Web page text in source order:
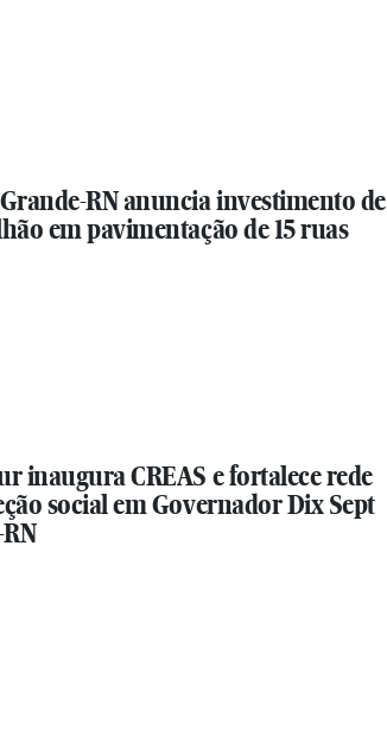
RN anuncia investimento de
em pavimentação de 15 ruas
inaugura CREAS e fortalece rede
social em Governador Dix Sept